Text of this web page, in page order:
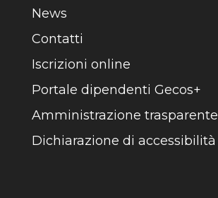
News
Contatti
Iscrizioni online
Portale dipendenti Gecos+
Amministrazione trasparente
Dichiarazione di accessibilità